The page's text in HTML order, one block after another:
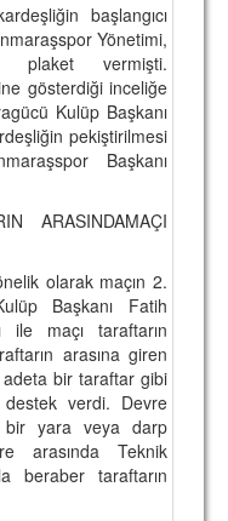
başlangıcı
Yönetimi,
plaket vermişti.
gösterdiği inceliğe
Kulüp Başkanı
pekiştirilmesi
Başkanı
ARASINDAMAÇI
olarak maçın 2.
Başkanı Fatih
ile maçı taraftarın
arasına giren
adeta bir taraftar gibi
destek verdi. Devre
bir yara veya darp
arasında Teknik
beraber taraftarın